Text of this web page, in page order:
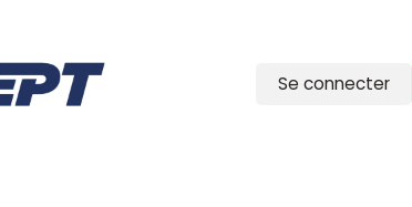
Se connecter